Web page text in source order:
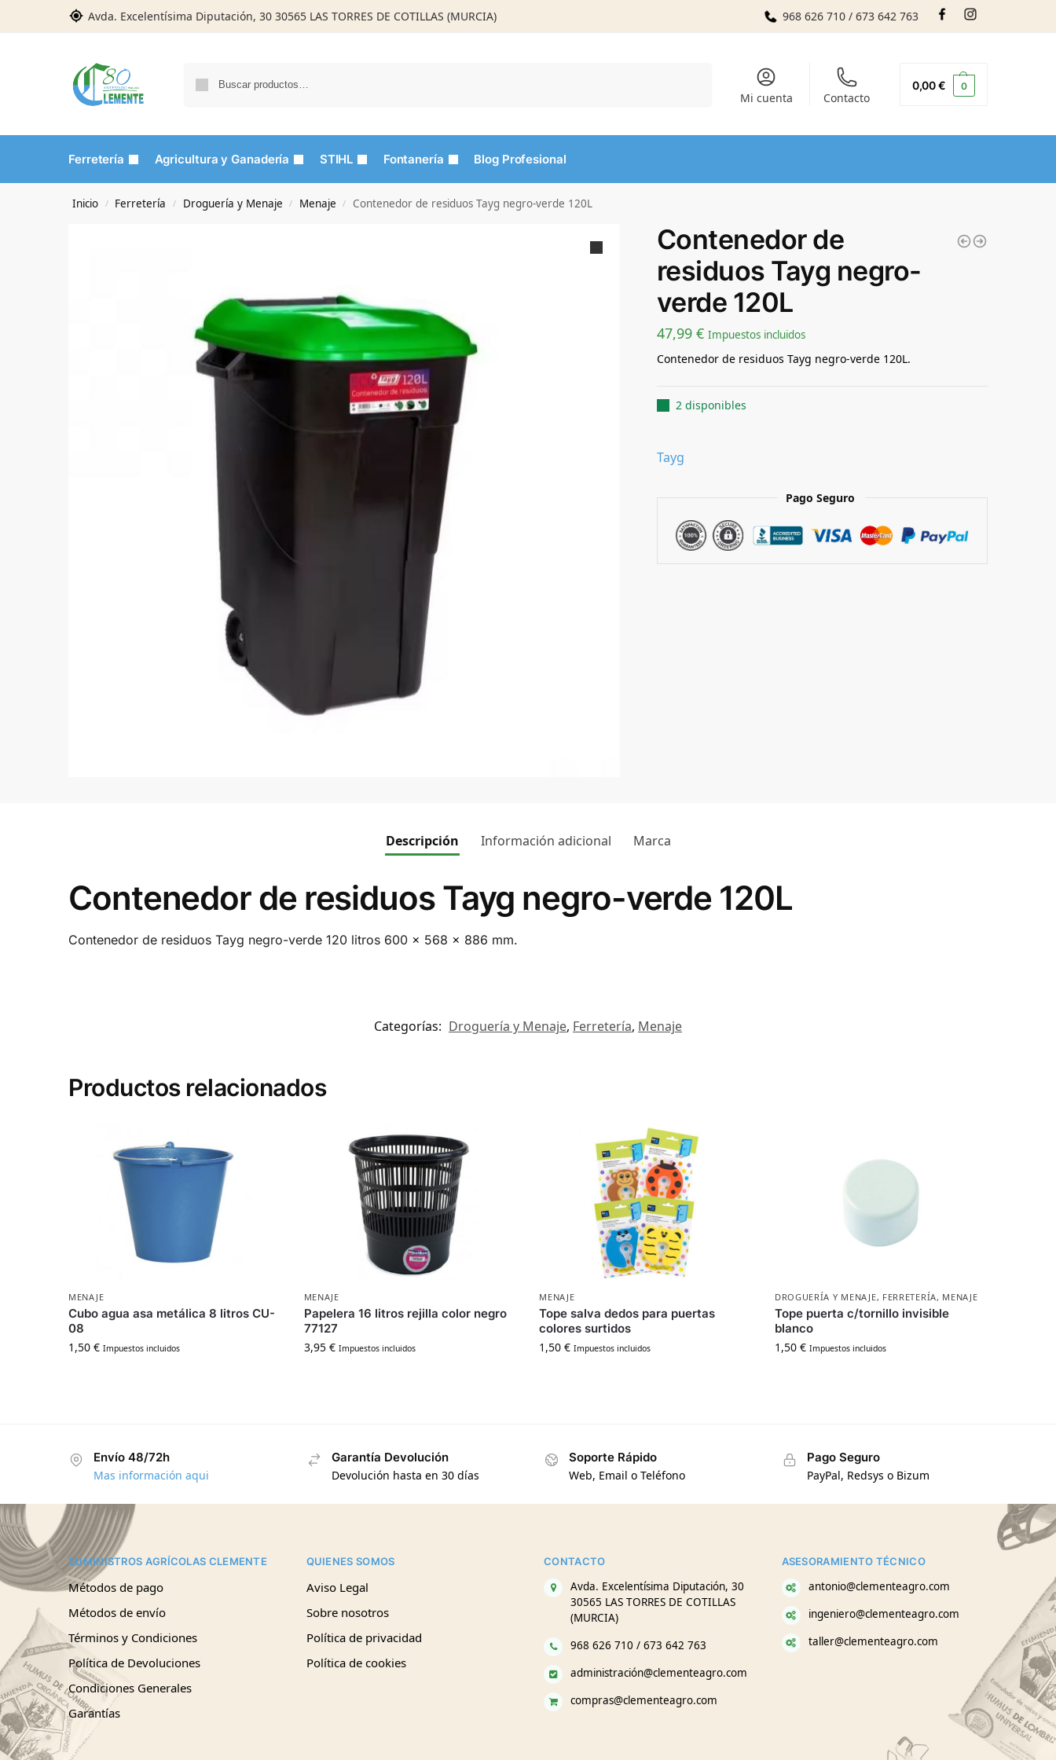
Avda. Excelentísima Diputación, 30 30565 LAS TORRES DE COTILLAS (MURCIA) 968 626 710 / 673 642 763
Mi cuenta Contacto
0,00€ 0
Ferretería Agricultura y Ganadería STIHL Fontanería Blog Profesional
Inicio / Ferretería / Droguería y Menaje / Menaje / Contenedor de residuos Tayg negro-verde 120L
Contenedor de
residuos Tayg negro-
verde 120L
47,99 € Impuestos incluidos
Contenedor de residuos Tayg negro-verde 120L.
2 disponibles
Tayg
Pago Seguro
Descripción Información adicional Marca
Contenedor de residuos Tayg negro-verde 120L
Contenedor de residuos Tayg negro-verde 120 litros 600 x 568 x 886 mm.
Categorías: Droguería y Menaje, Ferretería, Menaje
Productos relacionados
MENAJE
Cubo agua asa metálica 8 litros CU-
08
1,50€ Impuestos incluidos
MENAJE
Papelera 16 litros rejilla color negro
77127
3,95 € Impuestos incluidos
MENAJE
Tope salva dedos para puertas
colores surtidos
1,50€ Impuestos incluidos
DROGUERÍA Y MENAJE, FERRETERÍA, MENAJE
Tope puerta c/tornillo invisible
blanco
1,50 € Impuestos incluidos
Envío 48/72h
Mas información aqui
Garantía Devolución
Devolución hasta en 30 días
Soporte Rápido
Web, Email o Teléfono
Pago Seguro
PayPal, Redsys o Bizum
SUMINISTROS AGRÍCOLAS CLEMENTE
Métodos de pago
Métodos de envío
Términos y Condiciones
Política de Devoluciones
Condiciones Generales
Garantías
QUIENES SOMOS
Aviso Legal
Sobre nosotros
Política de privacidad
Política de cookies
CONTACTO
Avda. Excelentísima Diputación, 30
30565 LAS TORRES DE COTILLAS
(MURCIA)
968 626 710 / 673 642 763
administración@clementeagro.com
compras@clementeagro.com
ASESORAMIENTO TÉCNICO
antonio@clementeagro.com
ingeniero@clementeagro.com
taller@clementeagro.com